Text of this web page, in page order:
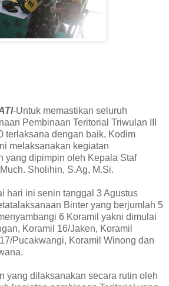
-Untuk memastikan seluruh
Pembinaan Teritorial Triwulan III
terlaksana dengan baik, Kodim
melaksanakan kegiatan
yang dipimpin oleh Kepala Staf
Sholihin, S.Ag, M.Si.
hari ini senin tanggal 3 Agustus
Binter yang berjumlah 5
6 Koramil yakni dimulai
Koramil 16/Jaken, Koramil
Pucakwangi, Koramil Winong dan
yang dilaksanakan secara rutin oleh